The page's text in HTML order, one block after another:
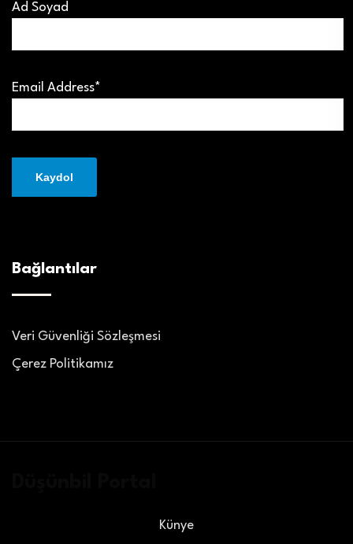
Ad Soyad
Email Address*
Bağlantılar
Veri Güvenliği Sözleşmesi
Çerez Politikamız
Künye